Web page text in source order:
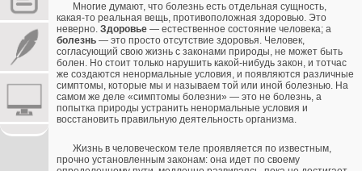
Многие думают, что болезнь есть отдельная сущность,
какая-то реальная вещь, противоположная здоровью. Это
неверно. Здоровье — естественное состояние человека; а
болезнь — это просто отсутствие здоровья. Человек,
согласующий свою жизнь с законами природы, не может быть
болен. Но стоит только нарушить какой-нибудь закон, и тотчас
же создаются ненормальные условия, и появляются различные
симптомы, которые мы и называем той или иной болезнью. На
самом же деле «симптомы болезни» — это не болезнь, а
попытка природы устранить ненормальные условия и
восстановить правильную деятельность организма.
Жизнь в человеческом теле проявляется по известным,
прочно установленным законам: она идет по своему